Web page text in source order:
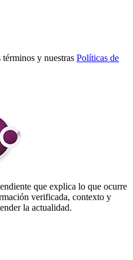
y nuestras Políticas de
que explica lo que ocurre
verificada, contexto y
la actualidad.